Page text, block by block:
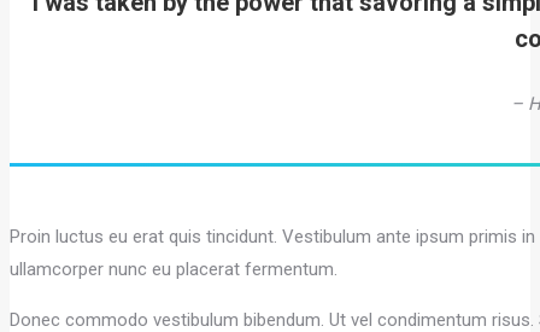
–
Proin luctus eu erat quis tincidunt. Vestibulum ante ipsum primis
ullamcorper nunc eu placerat fermentum.
Donec commodo vestibulum bibendum. Ut vel condimentum